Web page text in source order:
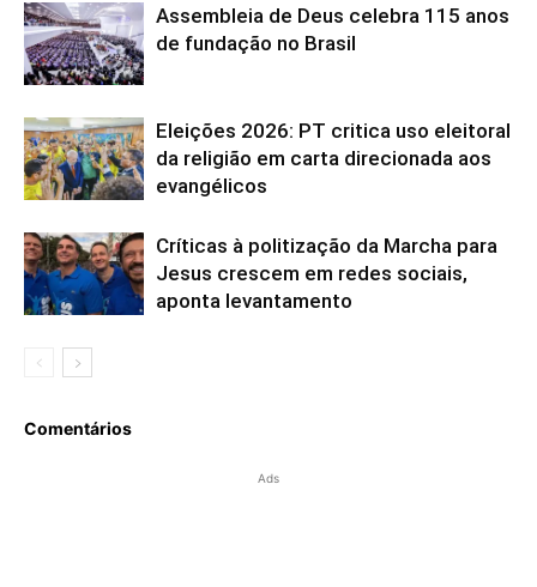
Assembleia de Deus celebra 115 anos
de fundação no Brasil
Eleições 2026: PT critica uso eleitoral
da religião em carta direcionada aos
evangélicos
Críticas à politização da Marcha para
Jesus crescem em redes sociais,
aponta levantamento
Comentários
Ads